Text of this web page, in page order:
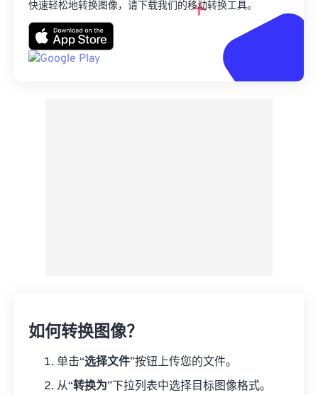
快速轻松地转换图像，请下载我们的移动转换工具。
如何转换图像？
单击“选择文件”按钮上传您的文件。
从“转换为”下拉列表中选择目标图像格式。